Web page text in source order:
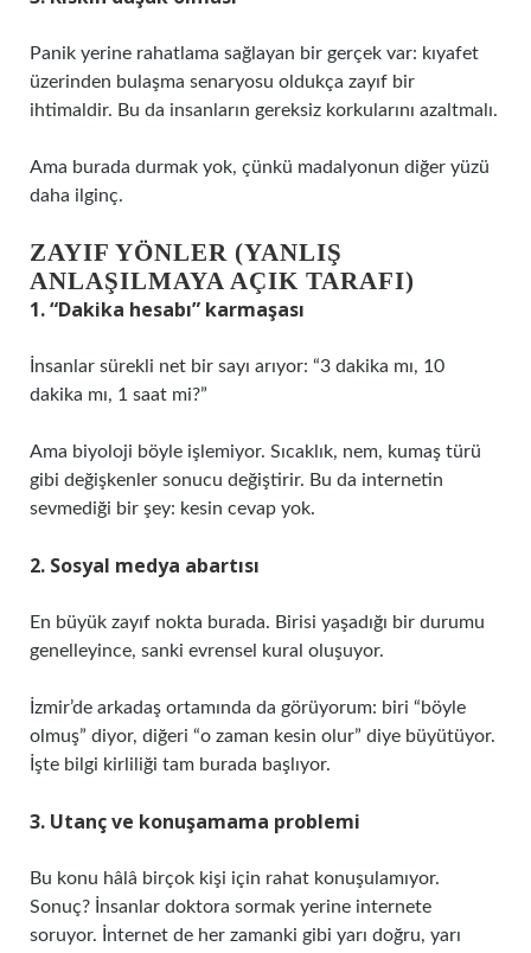
Panik yerine rahatlama sağlayan bir gerçek var: kıyafet
üzerinden bulaşma senaryosu oldukça zayıf bir
ihtimaldir. Bu da insanların gereksiz korkularını azaltmalı.
Ama burada durmak yok, çünkü madalyonun diğer yüzü
daha ilginç.
ZAYIF YÖNLER (YANLIŞ
ANLAŞILMAYA AÇIK TARAFI)
1. “Dakika hesabı” karmaşası
İnsanlar sürekli net bir sayı arıyor: “3 dakika mı, 10
dakika mı, 1 saat mi?”
Ama biyoloji böyle işlemiyor. Sıcaklık, nem, kumaş türü
gibi değişkenler sonucu değiştirir. Bu da internetin
sevmediği bir şey: kesin cevap yok.
2. Sosyal medya abartısı
En büyük zayıf nokta burada. Birisi yaşadığı bir durumu
genelleyince, sanki evrensel kural oluşuyor.
İzmir’de arkadaş ortamında da görüyorum: biri “böyle
olmuş” diyor, diğeri “o zaman kesin olur” diye büyütüyor.
İşte bilgi kirliliği tam burada başlıyor.
3. Utanç ve konuşamama problemi
Bu konu hâlâ birçok kişi için rahat konuşulamıyor.
Sonuç? İnsanlar doktora sormak yerine internete
soruyor. İnternet de her zamanki gibi yarı doğru, yarı